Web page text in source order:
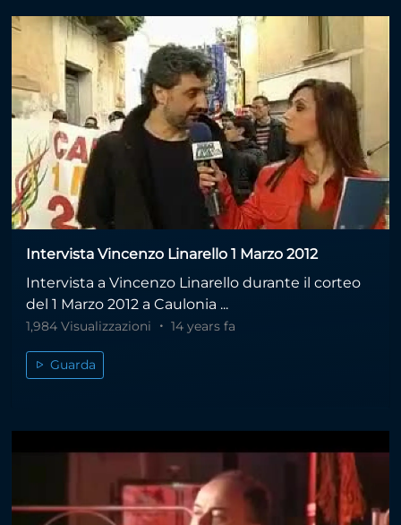
Intervista Vincenzo Linarello 1 Marzo 2012
Intervista a Vincenzo Linarello durante il corteo
del 1 Marzo 2012 a Caulonia ...
1,984 Visualizzazioni 14 years fa
Guarda